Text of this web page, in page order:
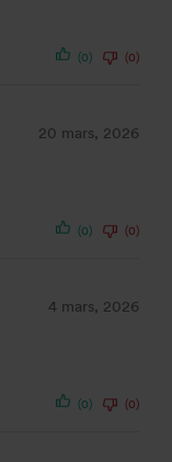
(0) (0)
20 mars, 2026
(0) (0)
4 mars, 2026
(0) (0)